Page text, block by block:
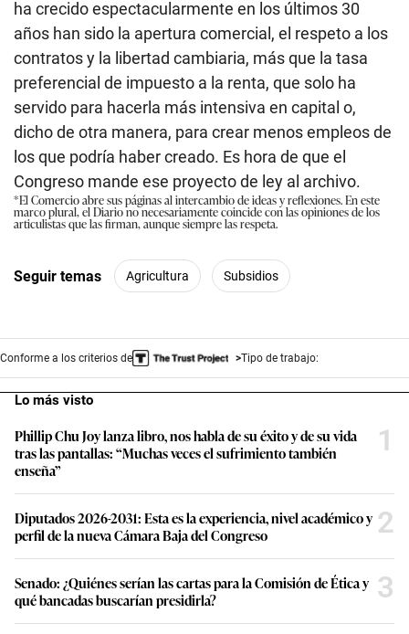
ha crecido espectacularmente en los últimos 30
años han sido la apertura comercial, el respeto a los
contratos y la libertad cambiaria, más que la tasa
preferencial de impuesto a la renta, que solo ha
servido para hacerla más intensiva en capital o,
dicho de otra manera, para crear menos empleos de
los que podría haber creado. Es hora de que el
Congreso mande ese proyecto de ley al archivo.
*El Comercio abre sus páginas al intercambio de ideas y reflexiones. En este
marco plural, el Diario no necesariamente coincide con las opiniones de los
articulistas que las firman, aunque siempre las respeta.
Seguir temas Agricultura Subsidios
Conforme a los criterios de Tipo de trabajo:
Lo más visto
Phillip Chu Joy lanza libro, nos habla de su éxito y de su vida
tras las pantallas: “Muchas veces el sufrimiento también
enseña”
1
Diputados 2026-2031: Esta es la experiencia, nivel académico y
perfil de la nueva Cámara Baja del Congreso
2
Senado: ¿Quiénes serían las cartas para la Comisión de Ética y
qué bancadas buscarían presidirla?
3